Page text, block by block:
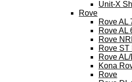
Unit-X
Rove
Rove AL
Rove AL
Rove
Rove ST
Rove
Kona
Rove